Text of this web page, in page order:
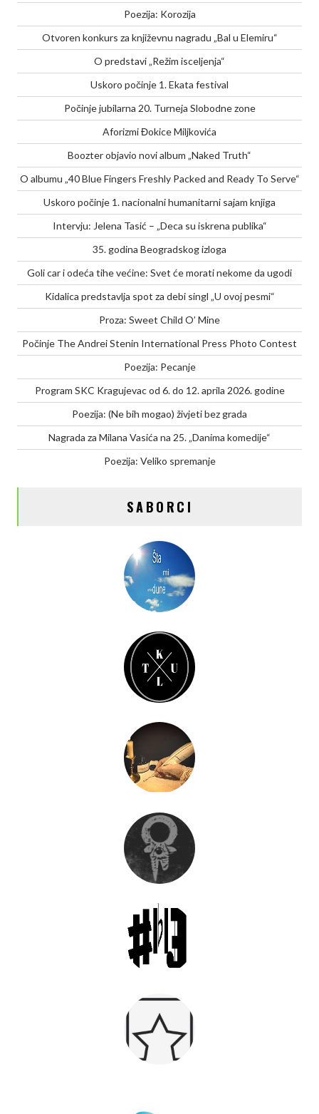
Poezija: Korozija
Otvoren konkurs za književnu nagradu „Bal u Elemiru“
O predstavi „Režim isceljenja“
Uskoro počinje 1. Ekata festival
Počinje jubilarna 20. Turneja Slobodne zone
Aforizmi Đokice Miljkovića
Boozter objavio novi album „Naked Truth“
O albumu „40 Blue Fingers Freshly Packed and Ready To Serve“
Uskoro počinje 1. nacionalni humanitarni sajam knjiga
Intervju: Jelena Tasić – „Deca su iskrena publika“
35. godina Beogradskog izloga
Goli car i odeća tihe većine: Svet će morati nekome da ugodi
Kidalica predstavlja spot za debi singl „U ovoj pesmi“
Proza: Sweet Child O’ Mine
Počinje The Andrei Stenin International Press Photo Contest
Poezija: Pecanje
Program SKC Kragujevac od 6. do 12. aprila 2026. godine
Poezija: (Ne bih mogao) živjeti bez grada
Nagrada za Milana Vasića na 25. „Danima komedije“
Poezija: Veliko spremanje
SABORCI